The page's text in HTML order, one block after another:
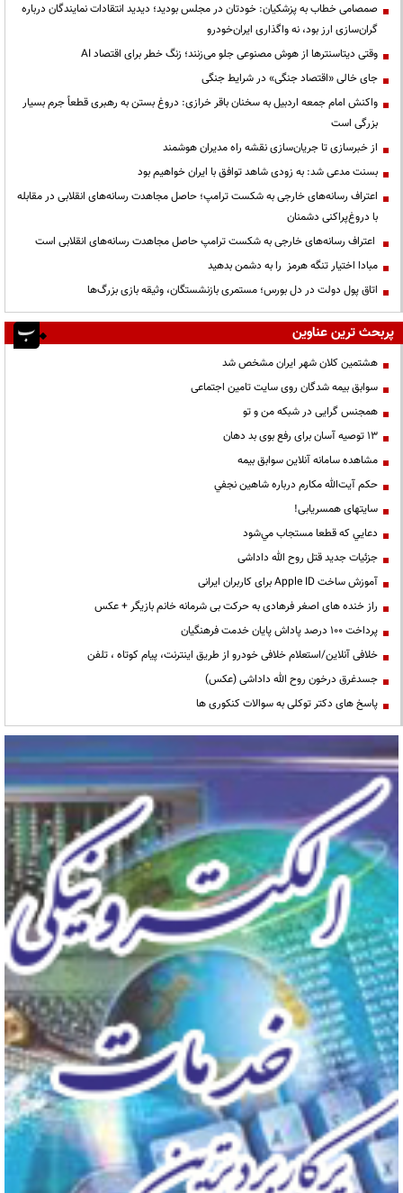
صمصامی خطاب به پزشکیان: خودتان در مجلس بودید؛ دیدید انتقادات نمایندگان درباره
گران‌سازی ارز بود، نه واگذاری ایران‌خودرو
وقتی دیتاسنترها از هوش مصنوعی جلو می‌زنند؛ زنگ خطر برای اقتصاد AI
جای خالی «اقتصاد جنگی» در شرایط جنگی
واکنش امام جمعه اردبیل به سخنان باقر خرازی: دروغ بستن به رهبری قطعاً جرم بسیار
بزرگی است
از خبرسازی تا جریان‌سازی نقشه راه مدیران هوشمند
بسنت مدعی شد: به زودی شاهد توافق با ایران خواهیم بود
اعتراف رسانه‌های خارجی به شکست ترامپ؛ حاصل مجاهدت رسانه‌های انقلابی در مقابله
با دروغ‌پراکنی دشمنان
اعتراف رسانه‌های خارجی به شکست ترامپ حاصل مجاهدت رسانه‌های انقلابی است
مبادا اختیار تنگه هرمز را به دشمن بدهید
اتاق پول دولت در دل بورس؛ مستمری بازنشستگان، وثیقه بازی بزرگ‌ها
پربحث ترین عناوین
هشتمین کلان شهر ایران مشخص شد
سوابق بیمه شدگان روی سایت تامین اجتماعی
همجنس گرایی در شبکه من و تو
13 توصیه آسان برای رفع بوی بد دهان
مشاهده سامانه آنلاين سوابق بیمه
حكم آيت‌الله مكارم درباره شاهين نجفي
سایتهای همسریابی!
دعايي كه قطعا مستجاب مي‌شود
جزئیات جدید قتل روح الله داداشی
آموزش ساخت Apple ID برای کاربران ایرانی
راز خنده های اصغر فرهادی به حرکت بی شرمانه خانم بازیگر + عکس
پرداخت ۱۰۰ درصد پاداش پایان خدمت فرهنگیان
خلافی آنلاین/استعلام خلافی خودرو از طریق اینترنت، پیام کوتاه ، تلفن
جسدغرق درخون روح الله داداشی (عکس)
پاسخ های دکتر توکلی به سوالات کنکوری ها